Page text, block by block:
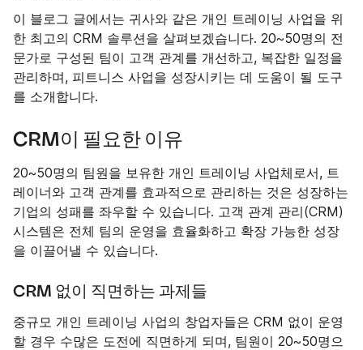
이 블로그 글에서는 귀사와 같은 개인 트레이닝 사업을 위
한 최고의 CRM 솔루션을 살펴보겠습니다. 20~50명의 전
문가로 구성된 팀이 고객 관계를 개선하고, 복잡한 일정을
관리하며, 피트니스 사업을 성장시키는 데 도움이 될 도구
를 소개합니다.
CRM이 필요한 이유
20~50명의 팀원을 보유한 개인 트레이닝 사업체로서, 트
레이너와 고객 관계를 효과적으로 관리하는 것은 성장하는
기업의 성패를 좌우할 수 있습니다. 고객 관계 관리(CRM)
시스템은 전체 팀의 운영을 효율화하고 확장 가능한 성장
을 이끌어낼 수 있습니다.
CRM 없이 직면하는 과제들
중규모 개인 트레이닝 사업의 창업자들은 CRM 없이 운영
할 경우 수많은 도전에 직면하게 되며, 팀원이 20~50명으